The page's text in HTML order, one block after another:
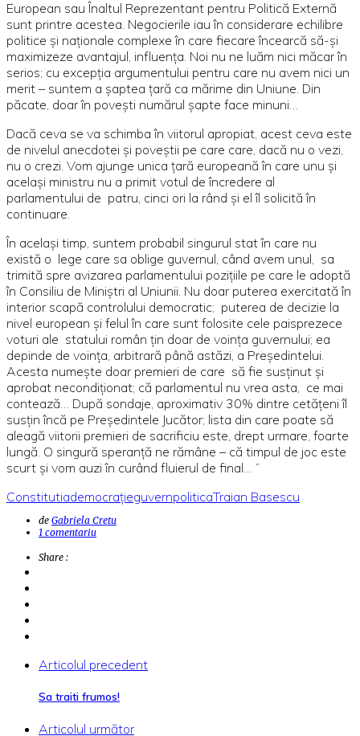
European sau Înaltul Reprezentant pentru Politică Externă
sunt printre acestea. Negocierile iau în considerare echilibre
politice şi naţionale complexe în care fiecare încearcă să-şi
maximizeze avantajul, influenţa. Noi nu ne luăm nici măcar în
serios; cu excepţia argumentului pentru care nu avem nici un
merit – suntem a şaptea ţară ca mărime din Uniune. Din
păcate, doar în poveşti numărul şapte face minuni…
Dacă ceva se va schimba în viitorul apropiat, acest ceva este
de nivelul anecdotei şi poveştii pe care care, dacă nu o vezi,
nu o crezi. Vom ajunge unica ţară europeană în care unu şi
acelaşi ministru nu a primit votul de încredere al
parlamentului de patru, cinci ori la rând şi el îl solicită în
continuare.
În acelaşi timp, suntem probabil singurul stat în care nu
există o lege care sa oblige guvernul, când avem unul, sa
trimită spre avizarea parlamentului poziţiile pe care le adoptă
în Consiliu de Miniştri al Uniunii. Nu doar puterea exercitată în
interior scapă controlului democratic; puterea de decizie la
nivel european şi felul în care sunt folosite cele paisprezece
voturi ale statului român ţin doar de voinţa guvernului; ea
depinde de voinţa, arbitrară până astăzi, a Preşedintelui.
Acesta numeşte doar premieri de care să fie susţinut şi
aprobat necondiţionat; că parlamentul nu vrea asta, ce mai
contează… După sondaje, aproximativ 30% dintre cetăţeni îl
susţin încă pe Preşedintele Jucător; lista din care poate să
aleagă viitorii premieri de sacrificiu este, drept urmare, foarte
lungă. O singură speranţă ne rămâne – că timpul de joc este
scurt şi vom auzi în curând fluierul de final… ”
ConstitutiademocrațieguvernpoliticaTraian Basescu
de Gabriela Cretu
1 comentariu
Share :
Articolul precedent
Sa traiti frumos!
Articolul următor